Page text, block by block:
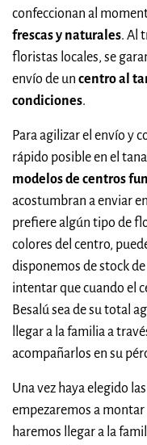
confeccionan al
frescas y naturales. Al
floristas locales, se
envío de un centro al
condiciones.
Para agilizar el envío y
rápido posible en el
modelos de centros
acostumbran a enviar en
prefiere algún tipo de
colores del centro,
disponemos de stock
intentar que cuando el
Besalú sea de su total
llegar a la familia a
acompañarlos en su
Una vez haya elegido
empezaremos a
haremos llegar a la